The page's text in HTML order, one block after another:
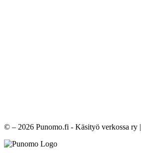
© – 2026 Punomo.fi - Käsityö verkossa ry |